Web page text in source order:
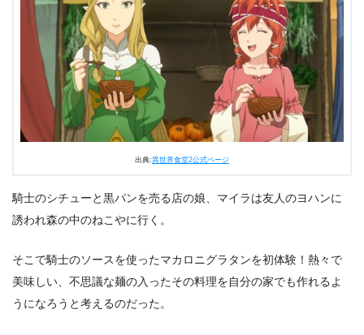
想まとめ
出典:異世界食堂2公式ページ
騎士のシチューと黒パンを売る店の娘、マイラは友人のヨハンに
誘われ森の中のねこやに行く。
そこで騎士のソースを使ったマカロニグラタンを初体験！熱々で
美味しい、不思議な麺の入ったその料理を自分の家でも作れるよ
うになろうと考えるのだった。